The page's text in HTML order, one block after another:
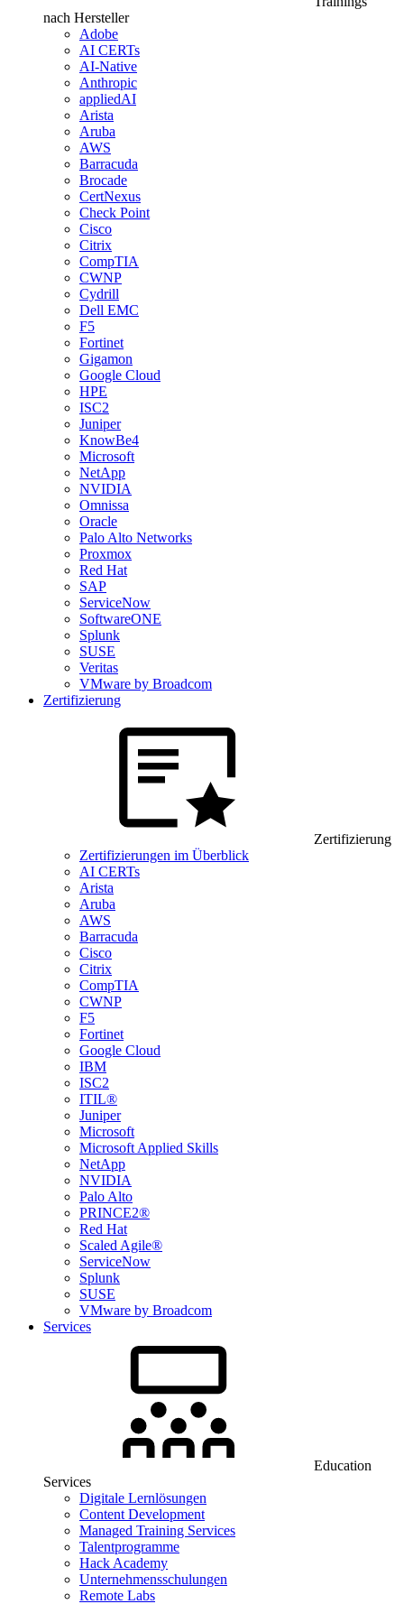
nach Hersteller
Adobe
AI CERTs
AI-Native
Anthropic
appliedAI
Arista
Aruba
AWS
Barracuda
Brocade
CertNexus
Check Point
Cisco
Citrix
CompTIA
CWNP
Cydrill
Dell EMC
F5
Fortinet
Gigamon
Google Cloud
HPE
ISC2
Juniper
KnowBe4
Microsoft
NetApp
NVIDIA
Omnissa
Oracle
Palo Alto Networks
Proxmox
Red Hat
SAP
ServiceNow
SoftwareONE
Splunk
SUSE
Veritas
VMware by Broadcom
Zertifizierung
Zertifizierung
Zertifizierungen im Überblick
AI CERTs
Arista
Aruba
AWS
Barracuda
Cisco
Citrix
CompTIA
CWNP
F5
Fortinet
Google Cloud
IBM
ISC2
ITIL®
Juniper
Microsoft
Microsoft Applied Skills
NetApp
NVIDIA
Palo Alto
PRINCE2®
Red Hat
Scaled Agile®
ServiceNow
Splunk
SUSE
VMware by Broadcom
Services
Education
Services
Digitale Lernlösungen
Content Development
Managed Training Services
Talentprogramme
Hack Academy
Unternehmensschulungen
Remote Labs